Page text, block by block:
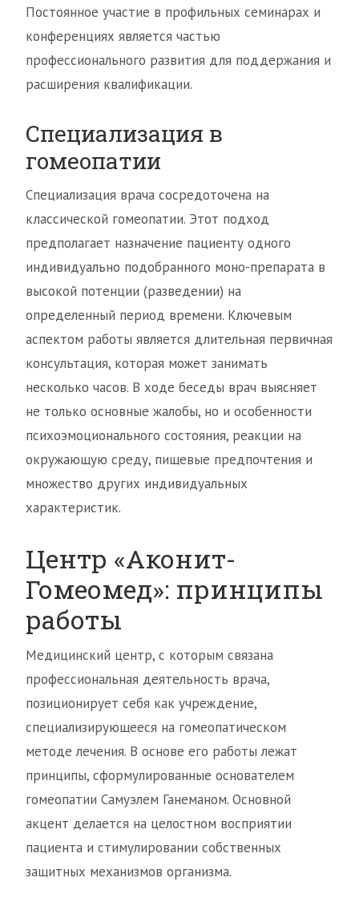
Постоянное участие в профильных семинарах и
конференциях является частью
профессионального развития для поддержания и
расширения квалификации.
Специализация в
гомеопатии
Специализация врача сосредоточена на
классической гомеопатии. Этот подход
предполагает назначение пациенту одного
индивидуально подобранного моно-препарата в
высокой потенции (разведении) на
определенный период времени. Ключевым
аспектом работы является длительная первичная
консультация, которая может занимать
несколько часов. В ходе беседы врач выясняет
не только основные жалобы, но и особенности
психоэмоционального состояния, реакции на
окружающую среду, пищевые предпочтения и
множество других индивидуальных
характеристик.
Центр «Аконит-
Гомеомед»: принципы
работы
Медицинский центр, с которым связана
профессиональная деятельность врача,
позиционирует себя как учреждение,
специализирующееся на гомеопатическом
методе лечения. В основе его работы лежат
принципы, сформулированные основателем
гомеопатии Самуэлем Ганеманом. Основной
акцент делается на целостном восприятии
пациента и стимулировании собственных
защитных механизмов организма.